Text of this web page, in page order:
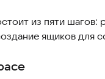
из пяти
ящиков для